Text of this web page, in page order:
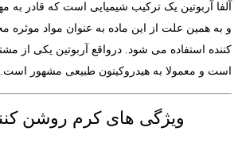
آلفا آربوتین یک ترکیب شیمیایی است که قادر به
و به همین علت از این ماده به عنوان مواد
کننده استفاده می شود. درواقع آربوتین یکی از
است و معمولا به هیدروکینون طبیعی مشهور است.
ویژگی های کرم روشن